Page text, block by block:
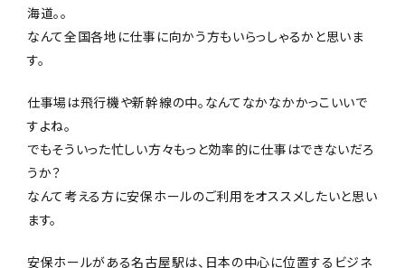
海道。。
なんて全国各地に仕事に向かう方もいらっしゃるかと思いま
す。
仕事場は飛行機や新幹線の中。なんてなかなかかっこいいで
すよね。
でもそういった忙しい方々もっと効率的に仕事はできないだろ
うか？
なんて考える方に安保ホールのご利用をオススメしたいと思い
ます。
安保ホールがある名古屋駅は、日本の中心に位置するビジネ